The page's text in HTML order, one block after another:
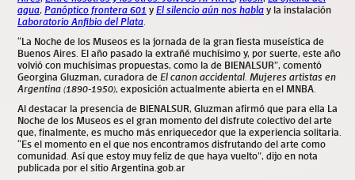
agua, Panóptico frontera 601 y El silencio aún nos habla y la instalación
Laboratorio Anfibio del Plata
“La Noche de los Museos es la jornada de la gran fiesta museística de
Buenos Aires. El año pasado la extrañé muchísimo y, por suerte, este año
volvió con muchísimas propuestas, como la de BIENALSUR”, comentó
Georgina Gluzman, curadora de El canon accidental. Mujeres artistas en
Argentina (1890-1950), exposición actualmente abierta en el MNBA.
Al destacar la presencia de BIENALSUR, Gluzman afirmó que para ella La
Noche de los Museos es el gran momento del disfrute colectivo del arte
que, finalmente, es mucho más enriquecedor que la experiencia solitaria.
“Es el momento en el que nos encontramos disfrutando del arte como
comunidad. Así que estoy muy feliz de que haya vuelto”, dijo en nota
publicada por el sitio Argentina.gob.ar